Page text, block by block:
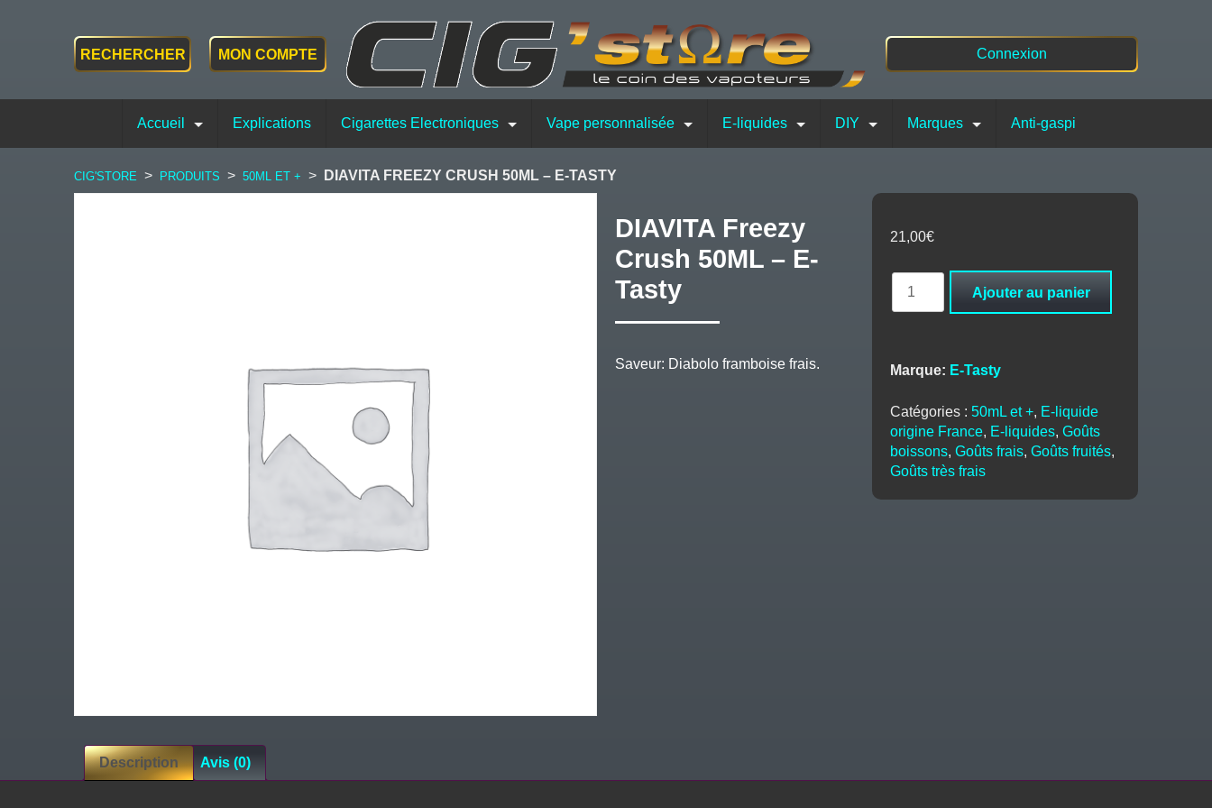
RECHERCHER MON COMPTE Connexion
Accueil Explications Cigarettes Electroniques Vape personnalisée E-liquides DIY Marques Anti-gaspi
CIG'STORE > PRODUITS > 50ML ET + > DIAVITA FREEZY CRUSH 50ML – E-TASTY
DIAVITA Freezy
Crush 50ML – E-
Tasty
Saveur: Diabolo framboise frais.
21,00€
50ML
E-
Tasty
Ajouter au panier
Marque: E-Tasty
Catégories : 50mL et +, E-liquide
origine France, E-liquides, Goûts
boissons, Goûts frais, Goûts fruités,
Goûts très frais
Description Avis (0)